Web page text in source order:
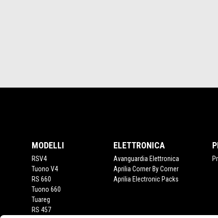
MODELLI
RSV4
Tuono V4
RS 660
Tuono 660
Tuareg
RS 457
ELETTRONICA
Avanguardia Elettronica
Aprilia Corner By Corner
Aprilia Electronic Packs